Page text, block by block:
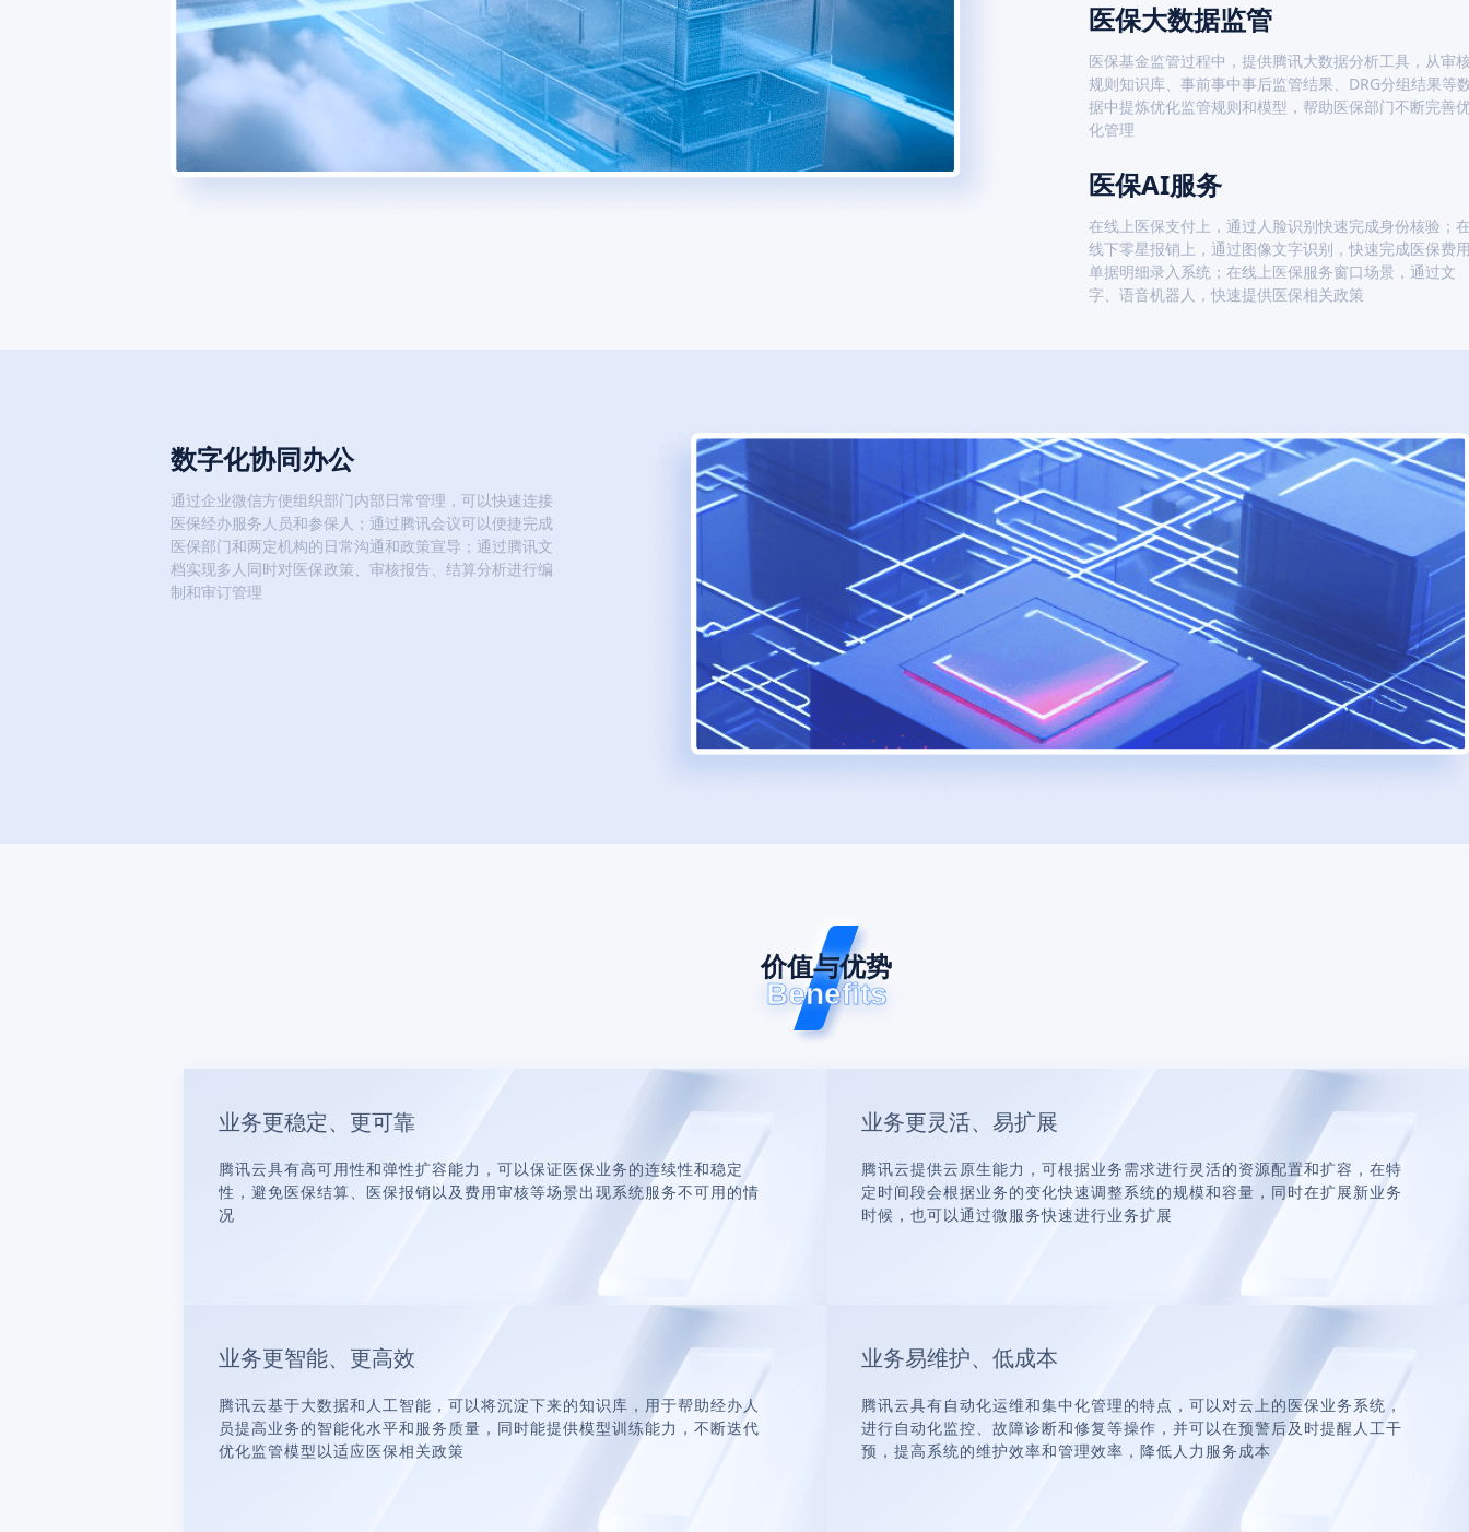
价值与优势
Benefits
业务更稳定、更可靠
腾讯云具有高可用性和弹性扩容能力，可以保证医保业务的连续性和稳定
性，避免医保结算、医保报销以及费用审核等场景出现系统服务不可用的情
况
业务更灵活、易扩展
腾讯云提供云原生能力，可根据业务需求进行灵活的资源配置和扩容，在特
定时间段会根据业务的变化快速调整系统的规模和容量，同时在扩展新业务
时候，也可以通过微服务快速进行业务扩展
业务更智能、更高效
腾讯云基于大数据和人工智能，可以将沉淀下来的知识库，用于帮助经办人
员提高业务的智能化水平和服务质量，同时能提供模型训练能力，不断迭代
优化监管模型以适应医保相关政策
业务易维护、低成本
腾讯云具有自动化运维和集中化管理的特点，可以对云上的医保业务系统，
进行自动化监控、故障诊断和修复等操作，并可以在预警后及时提醒人工干
预，提高系统的维护效率和管理效率，降低人力服务成本
医保大数据监管
医保基金监管过程中，提供腾讯大数据分析工具，从审
规则知识库、事前事中事后监管结果、DRG分组结果等
据中提炼优化监管规则和模型，帮助医保部门不断完善
化管理
医保AI服务
在线上医保支付上，通过人脸识别快速完成身份核验；
线下零星报销上，通过图像文字识别，快速完成医保费
单据明细录入系统；在线上医保服务窗口场景，通过文
字、语音机器人，快速提供医保相关政策
数字化协同办公
通过企业微信方便组织部门内部日常管理，可以快速连接
医保经办服务人员和参保人；通过腾讯会议可以便捷完成
医保部门和两定机构的日常沟通和政策宣导；通过腾讯文
档实现多人同时对医保政策、审核报告、结算分析进行编
制和审订管理